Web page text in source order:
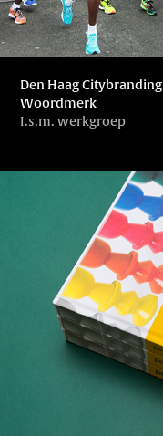
Den Haag Citybranding
Woordmerk
I.s.m. werkgroep